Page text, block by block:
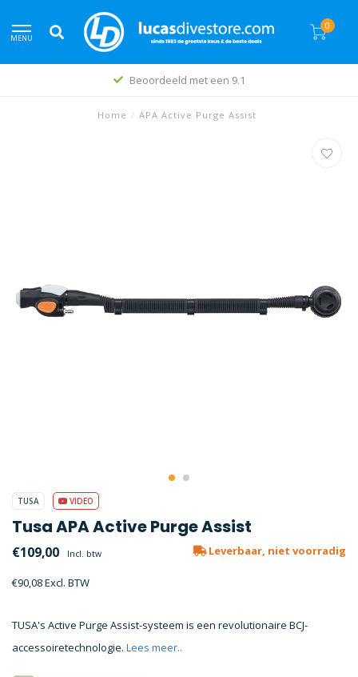
MENU
0
Beoordeeld met een 9.1
Home / APA Active Purge Assist
TUSA VIDEO
Tusa APA Active Purge Assist
€109,00 Incl. btw
€90,08 Excl. BTW
Leverbaar, niet voorradig
TUSA's Active Purge Assist-systeem is een revolutionaire BCJ-
accessoiretechnologie. Lees meer..